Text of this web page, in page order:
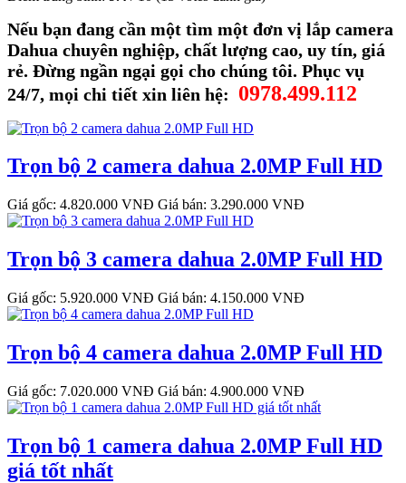
Nếu bạn đang cần một tìm một đơn vị lắp camera
Dahua chuyên nghiệp, chất lượng cao, uy tín, giá
rẻ. Đừng ngần ngại gọi cho chúng tôi. Phục vụ
24/7, mọi chi tiết xin liên hệ: 0978.499.112
Trọn bộ 2 camera dahua 2.0MP Full HD
Giá gốc: 4.820.000 VNĐ Giá bán: 3.290.000 VNĐ
Trọn bộ 3 camera dahua 2.0MP Full HD
Giá gốc: 5.920.000 VNĐ Giá bán: 4.150.000 VNĐ
Trọn bộ 4 camera dahua 2.0MP Full HD
Giá gốc: 7.020.000 VNĐ Giá bán: 4.900.000 VNĐ
Trọn bộ 1 camera dahua 2.0MP Full HD
giá tốt nhất